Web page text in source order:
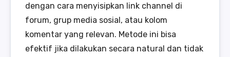
dengan cara menyisipkan link channel di
forum, grup media sosial, atau kolom
komentar yang relevan. Metode ini bisa
efektif jika dilakukan secara natural dan tidak